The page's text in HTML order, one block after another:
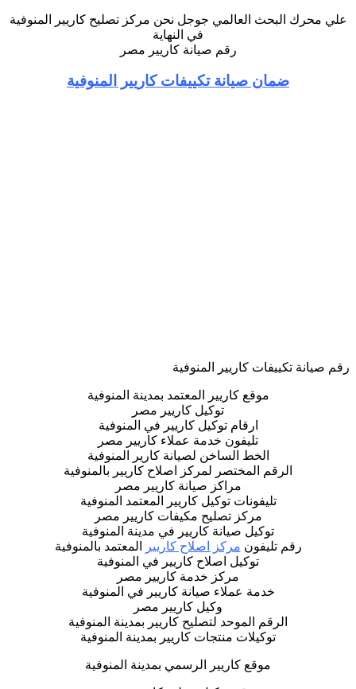
علي محرك البحث العالمي جوجل نحن مركز تصليح كاريير المنوفية
في النهاية
رقم صيانة كاريير مصر
ضمان صيانة تكييفات كاريير المنوفية
رقم صيانة تكييفات كاريير المنوفية
موقع كاريير المعتمد بمدينة المنوفية
توكيل كاريير مصر
ارقام توكيل كاريير في المنوفية
تليفون خدمة عملاء كاريير مصر
الخط الساخن لصيانة كارير المنوفية
الرقم المختصر لمركز اصلاح كاريير بالمنوفية
مراكز صيانة كاريير مصر
تليفونات توكيل كاريير المعتمد المنوفية
مركز تصليح مكيفات كاريير مصر
توكيل صيانة كاريير في مدينة المنوفية
رقم تليفون مركز اصلاح كاريير
المعتمد بالمنوفية
توكيل اصلاح كاريير في المنوفية
مركز خدمة كاريير مصر
خدمة عملاء صيانة كاريير في المنوفية
وكيل كاريير مصر
الرقم الموحد لتصليح كاريير بمدينة المنوفية
توكيلات منتجات كاريير بمدينة المنوفية
موقع كاريير الرسمي بمدينة المنوفية